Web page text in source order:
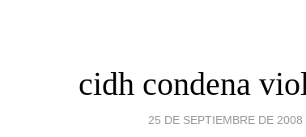
cidh condena
25 DE SEPTIEMBRE DE